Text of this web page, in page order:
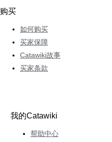
购买
如何购买
买家保障
Catawiki故事
买家条款
我的Catawiki
帮助中心